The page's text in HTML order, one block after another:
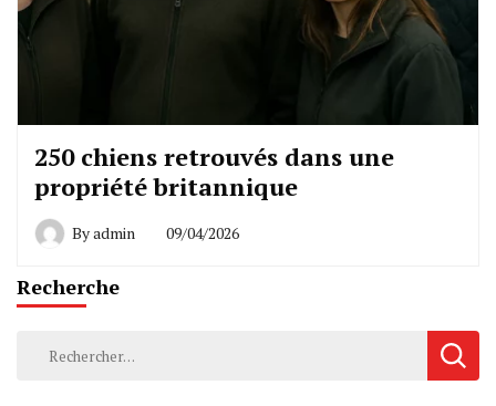
250 chiens retrouvés dans une
propriété britannique
Byadmin 09/04/2026
Recherche
Rechercher :